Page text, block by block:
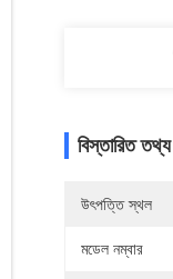
বিস্তারিত তথ্য
উৎপত্তি স্থল
মডেল নম্বার